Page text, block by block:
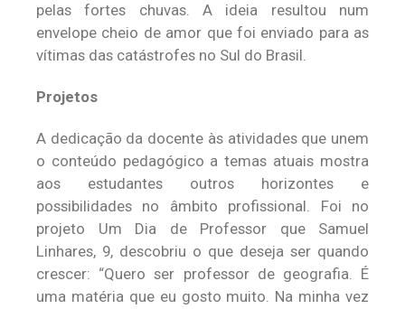
pelas fortes chuvas. A ideia resultou num
envelope cheio de amor que foi enviado para as
vítimas das catástrofes no Sul do Brasil.
Projetos
A dedicação da docente às atividades que unem
o conteúdo pedagógico a temas atuais mostra
aos estudantes outros horizontes e
possibilidades no âmbito profissional. Foi no
projeto Um Dia de Professor que Samuel
Linhares, 9, descobriu o que deseja ser quando
crescer: “Quero ser professor de geografia. É
uma matéria que eu gosto muito. Na minha vez